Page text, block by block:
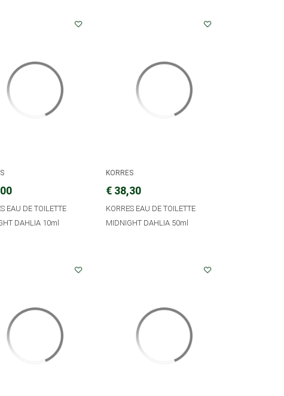
EAU DE TOILETTE
DAHLIA 10ml
KORRES
€ 38,30
KORRES EAU DE TOILETTE
MIDNIGHT DAHLIA 50ml